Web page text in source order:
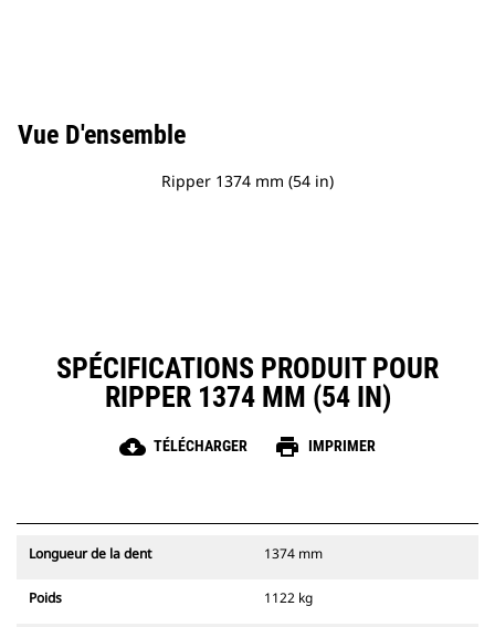
Vue D'ensemble
Ripper 1374 mm (54 in)
SPÉCIFICATIONS PRODUIT POUR
RIPPER 1374 MM (54 IN)
cloud_download TÉLÉCHARGER print IMPRIMER
Longueur de la dent 1374 mm
Poids 1122 kg